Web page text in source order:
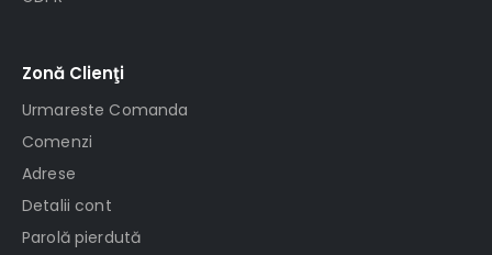
Zonă Clienţi
Urmareste Comanda
Comenzi
Adrese
Detalii cont
Parolă pierdută